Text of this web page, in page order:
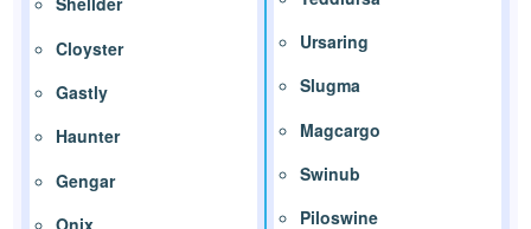
Cloyster
Gastly
Haunter
Gengar
Ursaring
Slugma
Magcargo
Swinub
Piloswine